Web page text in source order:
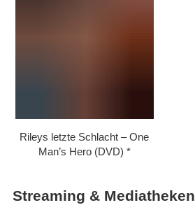
Rileys letzte Schlacht – One
Man’s Hero (DVD)
Streaming & Mediatheken